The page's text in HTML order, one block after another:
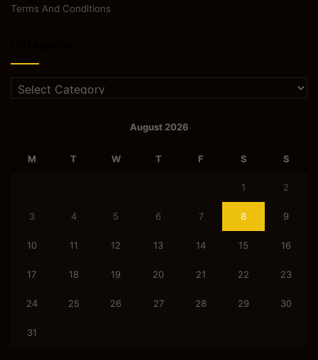
Terms And Conditions
Categories
August 2026
M T W T F S S
1 2
3 4 5 6 7 8 9
10 11 12 13 14 15 16
17 18 19 20 21 22 23
24 25 26 27 28 29 30
31